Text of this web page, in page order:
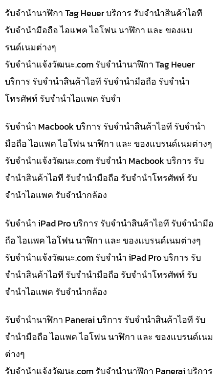
รับจำนำนาฬิกา Tag Heuer บริการ รับจำนำสินค้าไอที
รับจำนำมือถือ ไอแพค ไอโฟน นาฬิกา และ ของแบ
รนด์เนมต่างๆ
รับจํานําแจ้งวัฒนะ.com รับจำนำนาฬิกา Tag Heuer
บริการ รับจำนำสินค้าไอที รับจำนำมือถือ รับจำนำ
โทรศัพท์ รับจำนำไอแพค รับจำ
รับจำนำ Macbook บริการ รับจำนำสินค้าไอที รับจำนำ
มือถือ ไอแพค ไอโฟน นาฬิกา และ ของแบรนด์เนมต่างๆ
รับจํานําแจ้งวัฒนะ.com รับจำนำ Macbook บริการ รับ
จำนำสินค้าไอที รับจำนำมือถือ รับจำนำโทรศัพท์ รับ
จำนำไอแพค รับจำนำกล้อง
รับจำนำ iPad Pro บริการ รับจำนำสินค้าไอที รับจำนำมือ
ถือ ไอแพค ไอโฟน นาฬิกา และ ของแบรนด์เนมต่างๆ
รับจํานําแจ้งวัฒนะ.com รับจำนำ iPad Pro บริการ รับ
จำนำสินค้าไอที รับจำนำมือถือ รับจำนำโทรศัพท์ รับ
จำนำไอแพค รับจำนำกล้อง
รับจำนำนาฬิกา Panerai บริการ รับจำนำสินค้าไอที รับ
จำนำมือถือ ไอแพค ไอโฟน นาฬิกา และ ของแบรนด์เนม
ต่างๆ
รับจํานําแจ้งวัฒนะ.com รับจำนำนาฬิกา Panerai บริการ